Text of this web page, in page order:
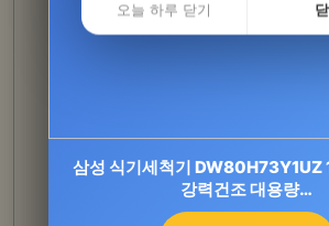
오늘 하루 닫기
오메가3 85%순도…
320,000원
삼성 식기세척기 DW80H73Y1UZ
강력건조 대용량…